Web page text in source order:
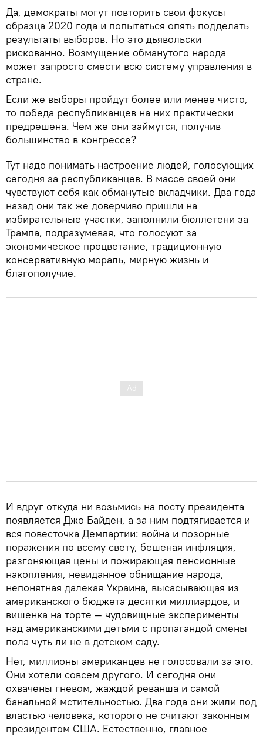
Да, демократы могут повторить свои фокусы
образца 2020 года и попытаться опять подделать
результаты выборов. Но это дьявольски
рискованно. Возмущение обманутого народа
может запросто смести всю систему управления в
стране.
Если же выборы пройдут более или менее чисто,
то победа республиканцев на них практически
предрешена. Чем же они займутся, получив
большинство в конгрессе?
Тут надо понимать настроение людей, голосующих
сегодня за республиканцев. В массе своей они
чувствуют себя как обманутые вкладчики. Два года
назад они так же доверчиво пришли на
избирательные участки, заполнили бюллетени за
Трампа, подразумевая, что голосуют за
экономическое процветание, традиционную
консервативную мораль, мирную жизнь и
благополучие.
И вдруг откуда ни возьмись на посту президента
появляется Джо Байден, а за ним подтягивается и
вся повесточка Демпартии: война и позорные
поражения по всему свету, бешеная инфляция,
разгоняющая цены и пожирающая пенсионные
накопления, невиданное обнищание народа,
непонятная далекая Украина, высасывающая из
американского бюджета десятки миллиардов, и
вишенка на торте — чудовищные эксперименты
над американскими детьми с пропагандой смены
пола чуть ли не в детском саду.
Нет, миллионы американцев не голосовали за это.
Они хотели совсем другого. И сегодня они
охвачены гневом, жаждой реванша и самой
банальной мстительностью. Два года они жили под
властью человека, которого не считают законным
президентом США. Естественно, главное